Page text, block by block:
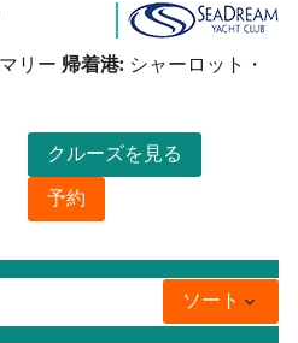
クルーズを見る
予約
リー 帰着港: シャーロット・
ソート